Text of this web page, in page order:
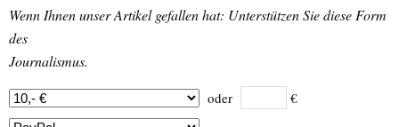
Wenn Ihnen unser Artikel gefallen hat: Unterstützen Sie diese Form
des
Journalismus.
oder €